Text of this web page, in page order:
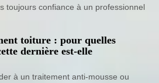
toujours confiance à un professionnel
toiture : pour quelles
dernière est-elle
à un traitement anti-mousse ou